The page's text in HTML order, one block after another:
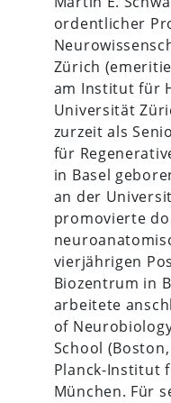
ordentlicher
Zürich
am Institut für
Universität
zurzeit als
für
in Basel
an der
promovierte
vierjährigen
Biozentrum in
arbeitete
of
School
Planck-Institut
München. Für